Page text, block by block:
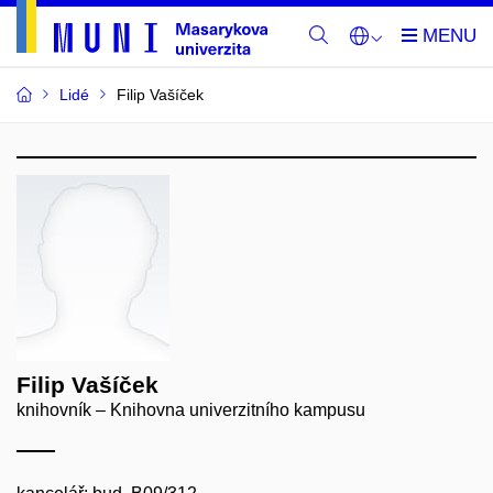
Lidé Filip Vašíček
Filip Vašíček
knihovník – Knihovna univerzitního kampusu